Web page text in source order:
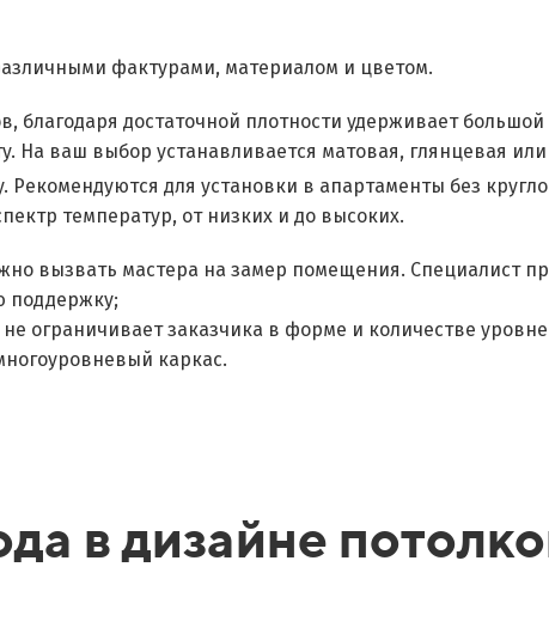
фактурами, материалом и цветом.
благодаря достаточной плотности удерживает
На ваш выбор устанавливается матовая, глянцевая
для установки в апартаменты без
температур, от низких и до высоких.
вызвать мастера на замер помещения. Специалист
поддержку;
ограничивает заказчика в форме и количестве
каркас.
в дизайне